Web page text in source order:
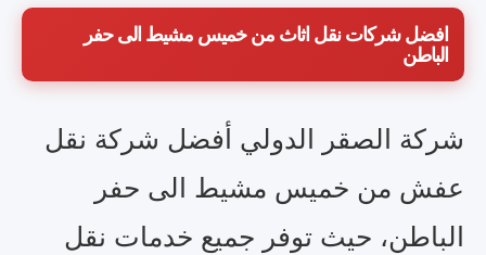
افضل شركات نقل اثاث من خميس مشيط الى حفر
الباطن
شركة الصقر الدولي أفضل شركة نقل
عفش من خميس مشيط الى حفر
الباطن، حيث توفر جميع خدمات نقل